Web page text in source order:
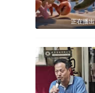
正在播出